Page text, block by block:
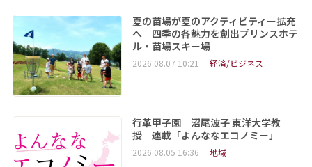
夏の苗場が夏のアクティビティー拡充
へ 四季の各魅力を創出プリンスホテ
ル・苗場スキー場
2026.08.07 10:21 経済/ビジネス
行革甲子園 沼尾波子 東洋大学教
授 連載「よんななエコノミー」
2026.08.05 16:36 地域